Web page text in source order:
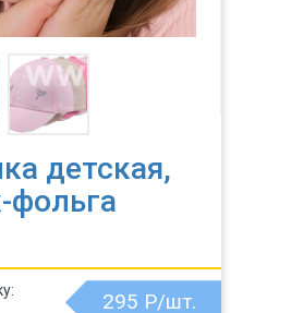
детская,
фольга
295 Р/шт.